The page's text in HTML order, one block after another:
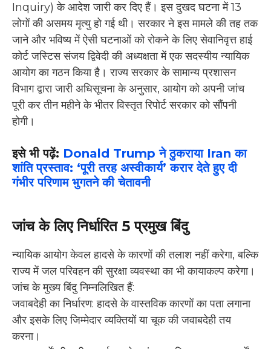
Inquiry) के आदेश जारी कर दिए हैं। इस दुखद घटना में 13
लोगों की असमय मृत्यु हो गई थी। सरकार ने इस मामले की तह तक
जाने और भविष्य में ऐसी घटनाओं को रोकने के लिए सेवानिवृत्त हाई
कोर्ट जस्टिस संजय द्विवेदी की अध्यक्षता में एक सदस्यीय न्यायिक
आयोग का गठन किया है। राज्य सरकार के सामान्य प्रशासन
विभाग द्वारा जारी अधिसूचना के अनुसार, आयोग को अपनी जांच
पूरी कर तीन महीने के भीतर विस्तृत रिपोर्ट सरकार को सौंपनी
होगी।
इसे भी पढ़ें: Donald Trump ने ठुकराया Iran का
शांति प्रस्ताव: ‘पूरी तरह अस्वीकार्य’ करार देते हुए दी
गंभीर परिणाम भुगतने की चेतावनी
जांच के लिए निर्धारित 5 प्रमुख बिंदु
न्यायिक आयोग केवल हादसे के कारणों की तलाश नहीं करेगा, बल्कि
राज्य में जल परिवहन की सुरक्षा व्यवस्था का भी कायाकल्प करेगा।
जांच के मुख्य बिंदु निम्नलिखित हैं:
जवाबदेही का निर्धारण: हादसे के वास्तविक कारणों का पता लगाना
और इसके लिए जिम्मेदार व्यक्तियों या चूक की जवाबदेही तय
करना।